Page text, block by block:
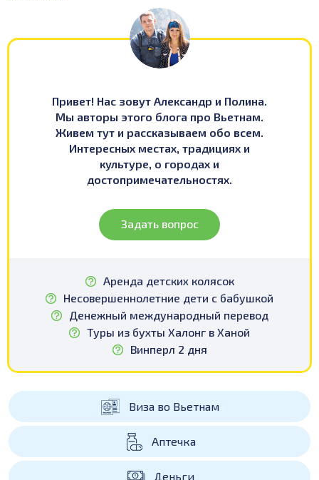
Привет! Нас зовут Александр и Полина.
Мы авторы этого блога про Вьетнам.
Живем тут и рассказываем обо всем.
Интересных местах, традициях и
культуре, о городах и
достопримечательностях.
Задать вопрос
Аренда детских колясок
Несовершеннолетние дети с бабушкой
Денежный международный перевод
Туры из бухты Халонг в Ханой
Винперл 2 дня
Виза во Вьетнам
Аптечка
Деньги